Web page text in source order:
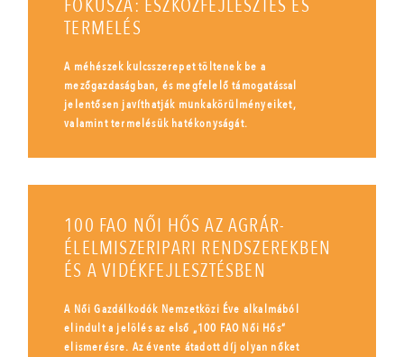
FÓKUSZA: ESZKÖZFEJLESZTÉS ÉS
TERMELÉS
A méhészek kulcsszerepet töltenek be a
mezőgazdaságban, és megfelelő támogatással
jelentősen javíthatják munkakörülményeiket,
valamint termelésük hatékonyságát.
100 FAO NŐI HŐS AZ AGRÁR-
ÉLELMISZERIPARI RENDSZEREKBEN
ÉS A VIDÉKFEJLESZTÉSBEN
A Női Gazdálkodók Nemzetközi Éve alkalmából
elindult a jelölés az első „100 FAO Női Hős”
elismerésre. Az évente átadott díj olyan nőket